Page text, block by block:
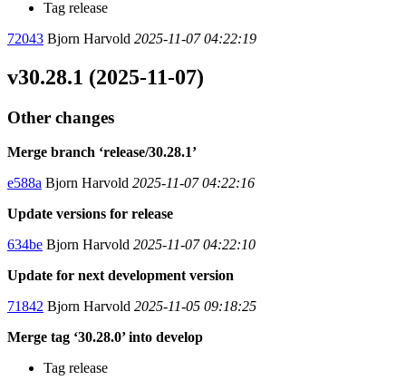
Tag release
72043 Bjorn Harvold 2025-11-07 04:22:19
v30.28.1 (2025-11-07)
Other changes
Merge branch ‘release/30.28.1’
e588a Bjorn Harvold 2025-11-07 04:22:16
Update versions for release
634be Bjorn Harvold 2025-11-07 04:22:10
Update for next development version
71842 Bjorn Harvold 2025-11-05 09:18:25
Merge tag ‘30.28.0’ into develop
Tag release